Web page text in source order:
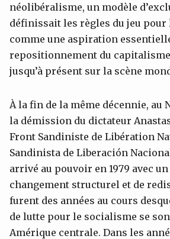
néolibéralisme, un modèle
définissait les règles du jeu pour
comme une aspiration
repositionnement du
jusqu’à présent sur la scène
À la fin de la même décennie, au
la démission du dictateur
Front Sandiniste de Libération
Sandinista de Liberación
arrivé au pouvoir en 1979 avec
changement structurel et de
furent des années au cours
de lutte pour le socialisme se
Amérique centrale. Dans les